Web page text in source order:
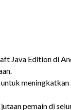
Java Edition di
meningkatkan
pemain di